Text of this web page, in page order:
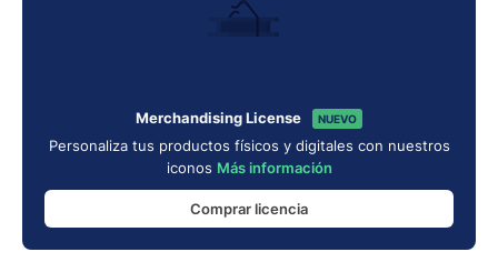
Merchandising License NUEVO
Personaliza tus productos físicos y digitales con nuestros
iconos Más información
Comprar licencia